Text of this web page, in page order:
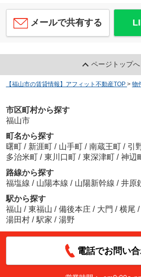
メールで共有する
ページトップへ
【福山市の賃貸情報】アフィット不動産TOP > 物
市区町村から探す
福山市
町名から探す
曙町 / 新涯町 / 山手町 / 南蔵王町 / 引
多治米町 / 東川口町 / 東深津町 / 神辺
路線から探す
福塩線 / 山陽本線 / 山陽新幹線 / 井原
駅から探す
福山 / 東福山 / 備後本庄 / 大門 / 横尾 /
湯田村 / 駅家 / 湯野
電話でお問い